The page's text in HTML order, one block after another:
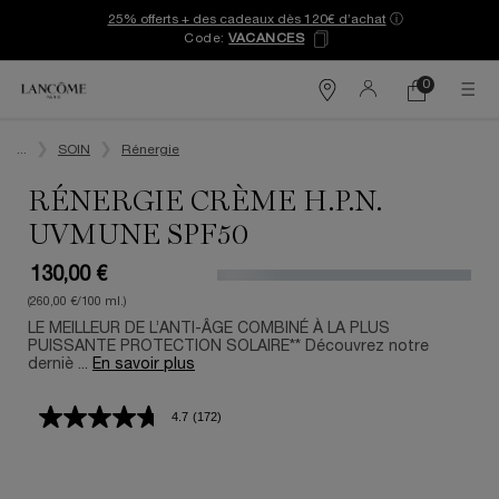
25% offerts + des cadeaux dès 120€ d’achat ⓘ
Code:VACANCES
Trouver
Mon
0
0 produit
SOIN Rénergie
RÉNERGIE CRÈME H.P.N.
UVMUNE SPF50
130,00 €
(260,00 €/100 ml.)
LE MEILLEUR DE L’ANTI-ÂGE COMBINÉ À LA PLUS
PUISSANTE PROTECTION SOLAIRE** Découvrez notre
derniè ... En savoir plus
4.7
Lire
(172)